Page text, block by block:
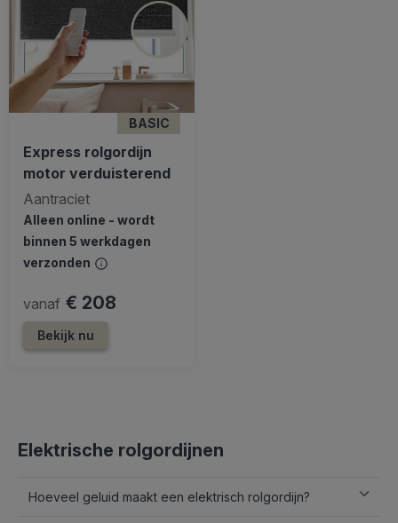
BASIC
Express rolgordijn
motor verduisterend
Aantraciet
Alleen online - wordt
binnen 5 werkdagen
verzonden
vanaf € 208
Bekijk nu
Elektrische rolgordijnen
Hoeveel geluid maakt een elektrisch rolgordijn?